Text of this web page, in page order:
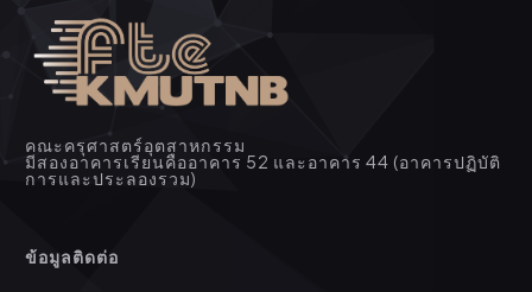
คณะครุศาสตร์อุตสาหกรรม
มีสองอาคารเรียนคืออาคาร 52 และอาคาร 44 (อาคารปฏิบัติ
การและประลองรวม)
ข้อมูลติดต่อ